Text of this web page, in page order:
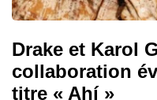
Drake et Karol
collaboration
titre « Ahí »